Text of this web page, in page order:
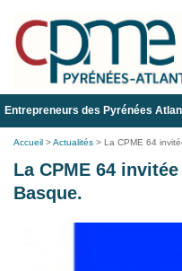
Entrepreneurs des Pyrénées
Accueil >Actualités > La CPME 64
La CPME 64
Basque.